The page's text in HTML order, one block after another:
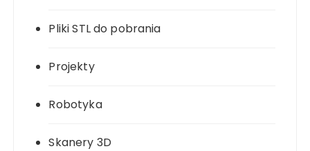
Pliki STL do pobrania
Projekty
Robotyka
Skanery 3D